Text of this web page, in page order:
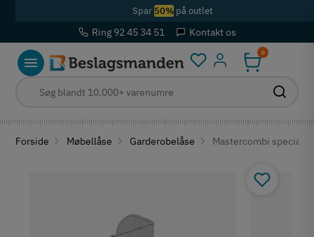
Spar 50%på outlet
Ring 92 45 34 51 Kontakt os
0
Forside Møbellåse Garderobelåse Mastercombi